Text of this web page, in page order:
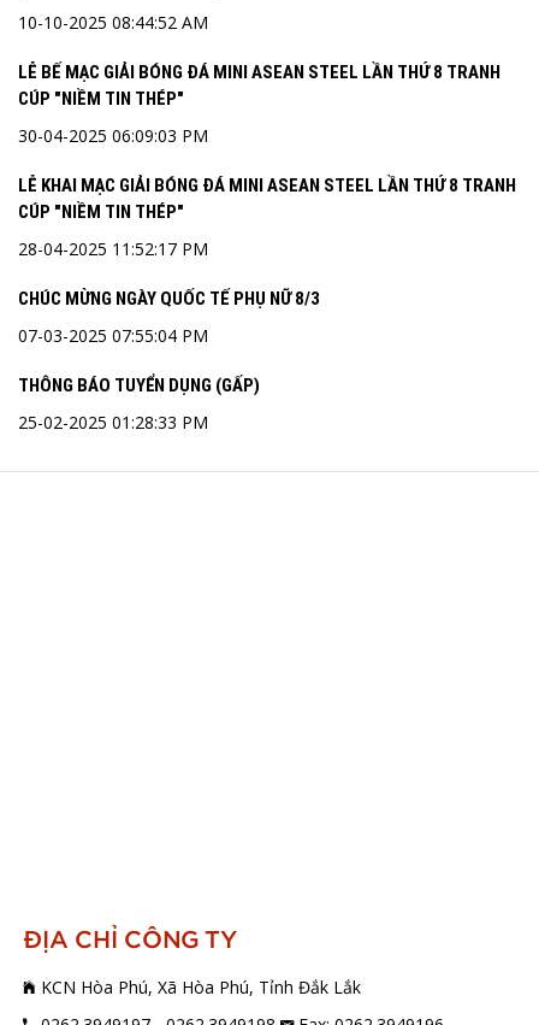
10-10-2025 08:44:52 AM
LỄ BẾ MẠC GIẢI BÓNG ĐÁ MINI ASEAN STEEL LẦN THỨ 8 TRANH
CÚP "NIỀM TIN THÉP"
30-04-2025 06:09:03 PM
LỄ KHAI MẠC GIẢI BÓNG ĐÁ MINI ASEAN STEEL LẦN THỨ 8 TRANH
CÚP "NIỀM TIN THÉP"
28-04-2025 11:52:17 PM
CHÚC MỪNG NGÀY QUỐC TẾ PHỤ NỮ 8/3
07-03-2025 07:55:04 PM
THÔNG BÁO TUYỂN DỤNG (GẤP)
25-02-2025 01:28:33 PM
ĐỊA CHỈ CÔNG TY
KCN Hòa Phú, Xã Hòa Phú, Tỉnh Đắk Lắk